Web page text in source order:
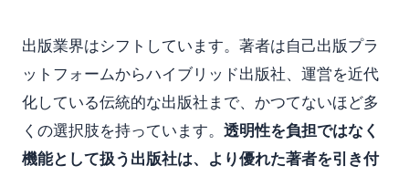
出版業界はシフトしています。著者は自己出版プラ
ットフォームからハイブリッド出版社、運営を近代
化している伝統的な出版社まで、かつてないほど多
くの選択肢を持っています。 透明性を負担ではなく
機能として扱う出版社は、より優れた著者を引き付